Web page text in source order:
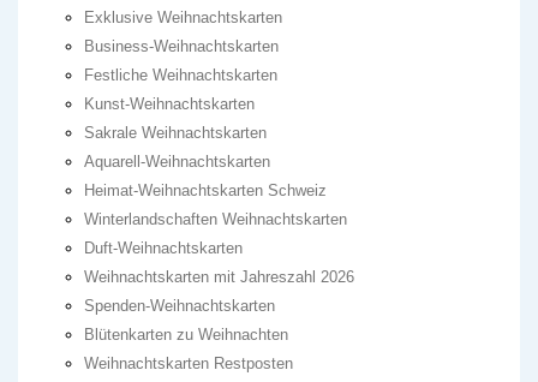
Exklusive Weihnachtskarten
Business-Weihnachtskarten
Festliche Weihnachtskarten
Kunst-Weihnachtskarten
Sakrale Weihnachtskarten
Aquarell-Weihnachtskarten
Heimat-Weihnachtskarten Schweiz
Winterlandschaften Weihnachtskarten
Duft-Weihnachtskarten
Weihnachtskarten mit Jahreszahl 2026
Spenden-Weihnachtskarten
Blütenkarten zu Weihnachten
Weihnachtskarten Restposten